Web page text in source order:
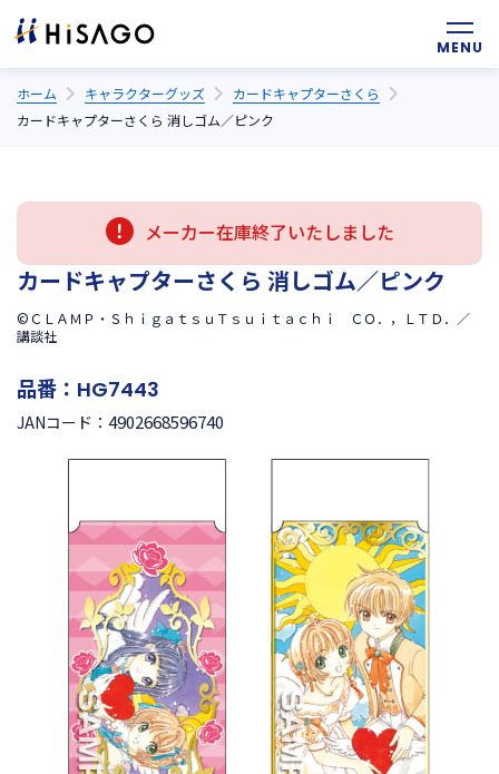
ホーム キャラクターグッズ
カードキャプターさくら
カードキャプターさくら 消しゴム／ピンク
メーカー在庫終了いたしました
カードキャプターさくら 消しゴム／ピンク
©ＣＬＡＭＰ・ＳｈｉｇａｔｓｕＴｓｕｉｔａｃｈｉ ＣＯ．，ＬＴＤ．／
講談社
品番： HG7443
JANコード： 4902668596740